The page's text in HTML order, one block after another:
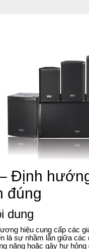
Định
đúng
dung
hiệu cung cấp các
là sự nhầm lẫn giữa
năng hoặc gây hư hỏng